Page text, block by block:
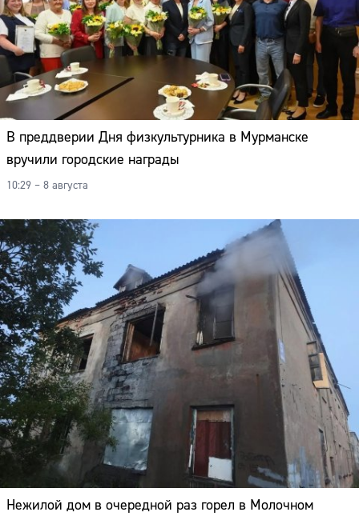
В преддверии Дня физкультурника в Мурманске
вручили городские награды
10:29 – 8 августа
Нежилой дом в очередной раз горел в Молочном